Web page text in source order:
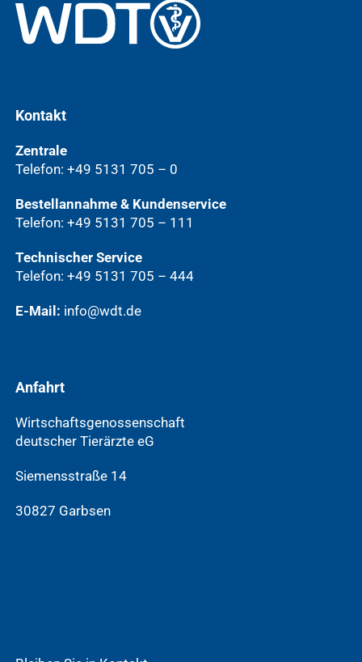
Kontakt
Zentrale
Telefon: +49 5131 705 – 0
Bestellannahme & Kundenservice
Telefon: +49 5131 705 – 111
Technischer Service
Telefon: +49 5131 705 – 444
E-Mail: info@wdt.de
Anfahrt
Wirtschaftsgenossenschaft
deutscher Tierärzte eG
Siemensstraße 14
30827 Garbsen